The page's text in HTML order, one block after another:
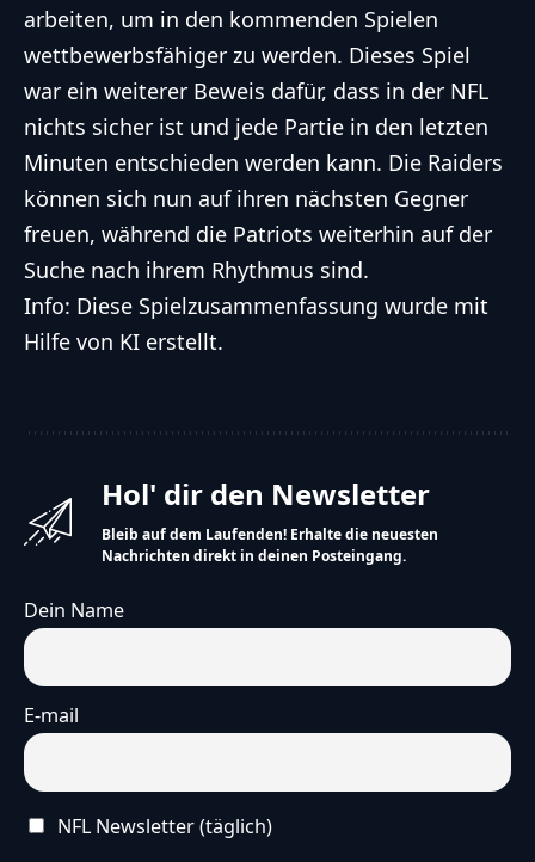
arbeiten, um in den kommenden Spielen
wettbewerbsfähiger zu werden. Dieses Spiel
war ein weiterer Beweis dafür, dass in der NFL
nichts sicher ist und jede Partie in den letzten
Minuten entschieden werden kann. Die Raiders
können sich nun auf ihren nächsten Gegner
freuen, während die Patriots weiterhin auf der
Suche nach ihrem Rhythmus sind.
Info: Diese Spielzusammenfassung wurde mit
Hilfe von KI erstellt.
Hol' dir den Newsletter
Bleib auf dem Laufenden! Erhalte die neuesten
Nachrichten direkt in deinen Posteingang.
Dein Name
E-mail
NFL Newsletter (täglich)